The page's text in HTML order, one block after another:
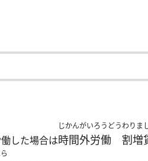
した場合は
じかんがいろうどう
時間外労働
わりま
割増